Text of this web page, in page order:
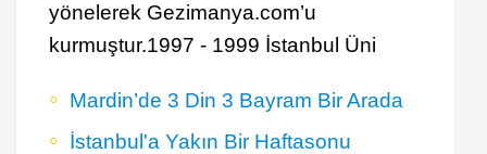
yönelerek Gezimanya.com’u
kurmuştur.1997 - 1999 İstanbul Üni
Mardin’de 3 Din 3 Bayram Bir Arada
İstanbul'a Yakın Bir Haftasonu